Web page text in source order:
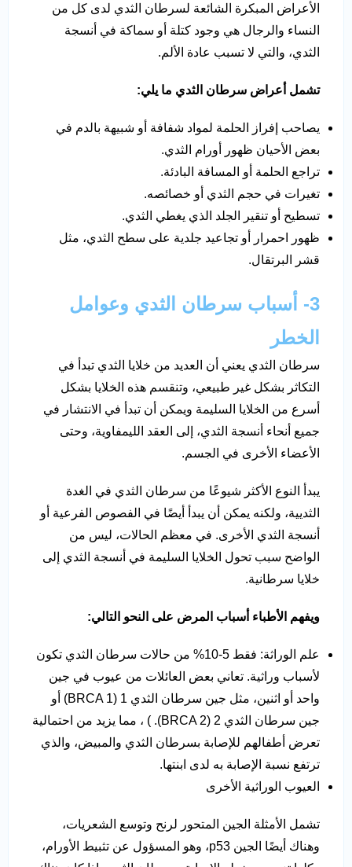
الأعراض المبكرة الشائعة لسرطان الثدي لدى كل من
النساء والرجال هي وجود كتلة أو سماكة في أنسجة
الثدي، والتي لا تسبب عادة الألم.
تشمل أعراض سرطان الثدي ما يلي:
يصاحب إفراز الحلمة لمواد شفافة أو شبيهة بالدم في
بعض الأحيان ظهور أورام الثدي.
تراجع الحلمة أو المسافة البادئة.
تغيرات في حجم الثدي أو خصائصه.
تسطيح أو تنقير الجلد الذي يغطي الثدي.
ظهور احمرار أو تجاعيد جلدية على سطح الثدي، مثل
قشر البرتقال.
3- أسباب سرطان الثدي وعوامل
الخطر
سرطان الثدي يعني أن العديد من خلايا الثدي تبدأ في
التكاثر بشكل غير طبيعي، وتنقسم هذه الخلايا بشكل
أسرع من الخلايا السليمة ويمكن أن تبدأ في الانتشار في
جميع أنحاء أنسجة الثدي، إلى العقد الليمفاوية، وحتى
الأعضاء الأخرى في الجسم.
يبدأ النوع الأكثر شيوعًا من سرطان الثدي في الغدة
الثديية، ولكنه يمكن أن يبدأ أيضًا في الفصوص الفرعية أو
أنسجة الثدي الأخرى. في معظم الحالات، ليس من
الواضح سبب تحول الخلايا السليمة في أنسجة الثدي إلى
خلايا سرطانية.
ويفهم الأطباء أسباب المرض على النحو التالي:
علم الوراثة: فقط 5-10% من حالات سرطان الثدي تكون
لأسباب وراثية. تعاني بعض العائلات من عيوب في جين
واحد أو اثنين، مثل جين سرطان الثدي 1 (BRCA 1) أو
جين سرطان الثدي 2 (BRCA 2). ) ، مما يزيد من احتمالية
تعرض أطفالهم للإصابة بسرطان الثدي والمبيض، والذي
ترتفع نسبة الإصابة به لدى ابنتها.
العيوب الوراثية الأخرى
تشمل الأمثلة الجين المتحور لرنح وتوسع الشعريات،
وهناك أيضًا الجين p53، وهو المسؤول عن تثبيط الأورام،